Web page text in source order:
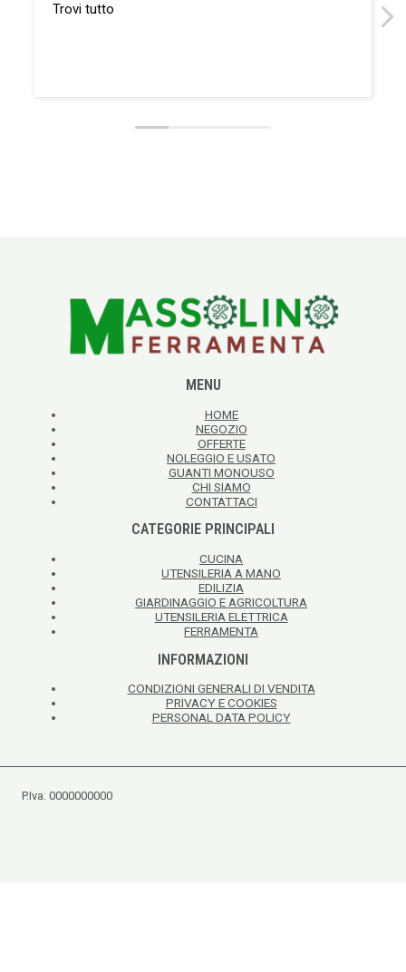
Trovi tutto
MENU
HOME
NEGOZIO
OFFERTE
NOLEGGIO E USATO
GUANTI MONOUSO
CHI SIAMO
CONTATTACI
CATEGORIE PRINCIPALI
CUCINA
UTENSILERIA A MANO
EDILIZIA
GIARDINAGGIO E AGRICOLTURA
UTENSILERIA ELETTRICA
FERRAMENTA
INFORMAZIONI
CONDIZIONI GENERALI DI VENDITA
PRIVACY E COOKIES
PERSONAL DATA POLICY
P.Iva: 0000000000